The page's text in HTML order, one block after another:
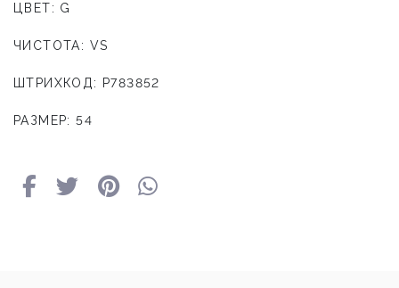
ЦВЕТ: G
ЧИСТОТА: VS
ШТРИХКОД: P783852
РАЗМЕР: 54